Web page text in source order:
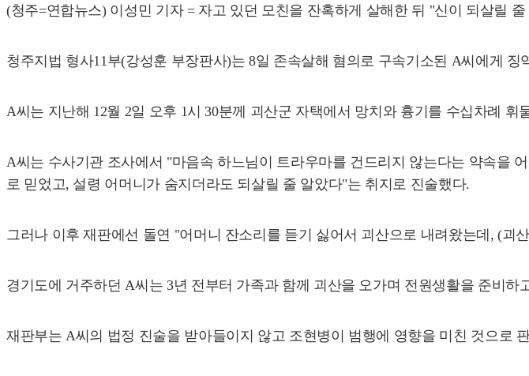
(청주=연합뉴스) 이성민 기자 = 자고 있던 모친을 잔혹하게 살해한 뒤 "신이 되살릴
청주지법 형사11부(강성훈 부장판사)는 8일 존속살해 혐의로 구속기소된 A씨에게
A씨는 지난해 12월 2일 오후 1시 30분께 괴산군 자택에서 망치와 흉기를 수십차례
A씨는 수사기관 조사에서 "마음속 하느님이 트라우마를 건드리지 않는다는 약속을
로 믿었고, 설령 어머니가 숨지더라도 되살릴 줄 알았다"는 취지로 진술했다.
그러나 이후 재판에선 돌연 "어머니 잔소리를 듣기 싫어서 괴산으로 내려왔는데, (괴
경기도에 거주하던 A씨는 3년 전부터 가족과 함께 괴산을 오가며 전원생활을 준비하
재판부는 A씨의 법정 진술을 받아들이지 않고 조현병이 범행에 영향을 미친 것으로